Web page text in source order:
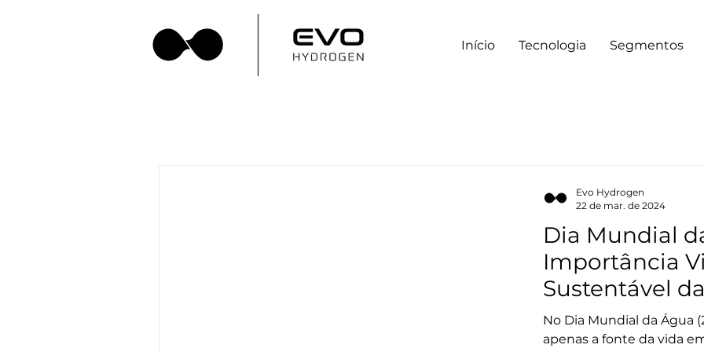
Início Tecnologia Segmentos
Evo Hydrogen
22 de mar. de 2024
Dia Mundial
Importância
Sustentável
Produção de
Verde
No Dia Mundial da Água
apenas a fonte da vida